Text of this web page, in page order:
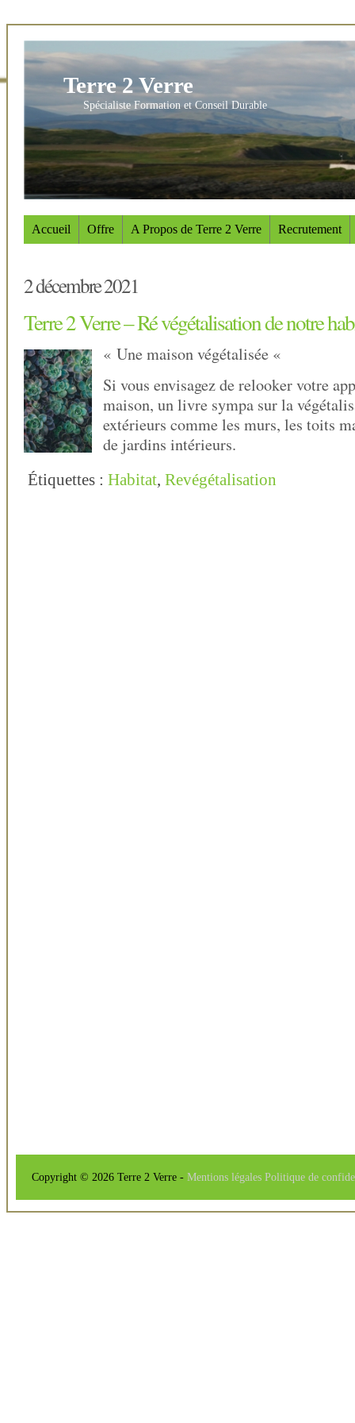
Terre 2 Verre
Spécialiste Formation et Conseil Durable
Accueil Offre A Propos de Terre 2 Verre Recrutement
2 décembre 2021
Terre 2 Verre – Ré végétalisation de notre
« Une maison végétalisée «
Si vous envisagez de relooker votre
maison, un livre sympa sur la
extérieurs comme les murs, les toits
de jardins intérieurs.
Étiquettes : Habitat, Revégétalisation
Copyright © 2026 Terre 2 Verre - Mentions légales Politique de